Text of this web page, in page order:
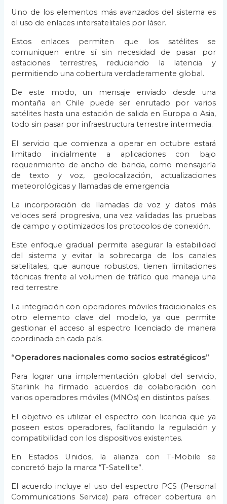
Uno de los elementos más avanzados del sistema es
el uso de enlaces intersatelitales por láser.
Estos enlaces permiten que los satélites se
comuniquen entre sí sin necesidad de pasar por
estaciones terrestres, reduciendo la latencia y
permitiendo una cobertura verdaderamente global.
De este modo, un mensaje enviado desde una
montaña en Chile puede ser enrutado por varios
satélites hasta una estación de salida en Europa o Asia,
todo sin pasar por infraestructura terrestre intermedia.
El servicio que comienza a operar en octubre estará
limitado inicialmente a aplicaciones con bajo
requerimiento de ancho de banda, como mensajería
de texto y voz, geolocalización, actualizaciones
meteorológicas y llamadas de emergencia.
La incorporación de llamadas de voz y datos más
veloces será progresiva, una vez validadas las pruebas
de campo y optimizados los protocolos de conexión.
Este enfoque gradual permite asegurar la estabilidad
del sistema y evitar la sobrecarga de los canales
satelitales, que aunque robustos, tienen limitaciones
técnicas frente al volumen de tráfico que maneja una
red terrestre.
La integración con operadores móviles tradicionales es
otro elemento clave del modelo, ya que permite
gestionar el acceso al espectro licenciado de manera
coordinada en cada país.
“Operadores nacionales como socios estratégicos”
Para lograr una implementación global del servicio,
Starlink ha firmado acuerdos de colaboración con
varios operadores móviles (MNOs) en distintos países.
El objetivo es utilizar el espectro con licencia que ya
poseen estos operadores, facilitando la regulación y
compatibilidad con los dispositivos existentes.
En Estados Unidos, la alianza con T-Mobile se
concretó bajo la marca “T-Satellite”.
El acuerdo incluye el uso del espectro PCS (Personal
Communications Service) para ofrecer cobertura en